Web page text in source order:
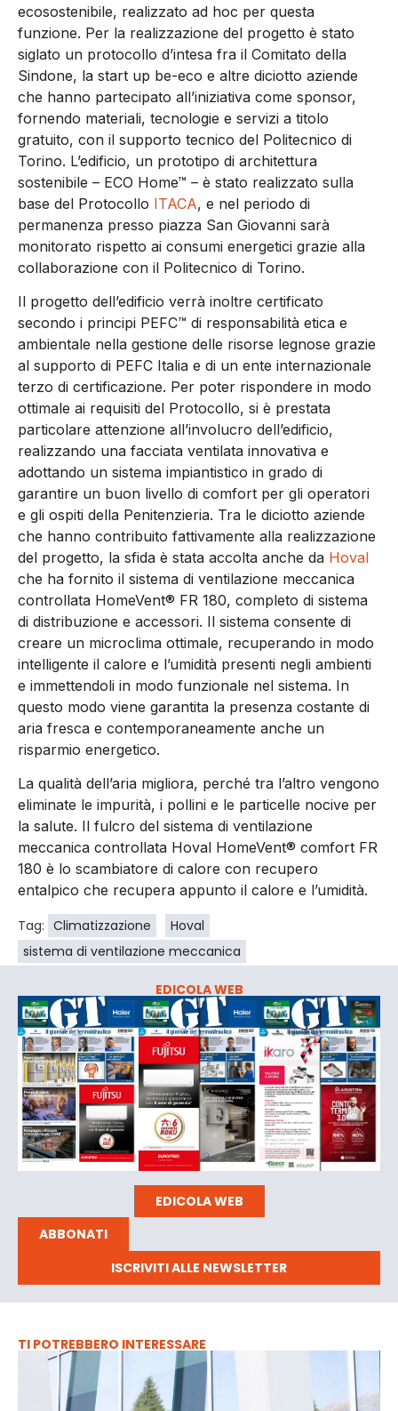
ecosostenibile, realizzato ad hoc per questa
funzione. Per la realizzazione del progetto è stato
siglato un protocollo d’intesa fra il Comitato della
Sindone, la start up be-eco e altre diciotto aziende
che hanno partecipato all’iniziativa come sponsor,
fornendo materiali, tecnologie e servizi a titolo
gratuito, con il supporto tecnico del Politecnico di
Torino. L’edificio, un prototipo di architettura
sostenibile – ECO Home™ – è stato realizzato sulla
base del Protocollo ITACA, e nel periodo di
permanenza presso piazza San Giovanni sarà
monitorato rispetto ai consumi energetici grazie alla
collaborazione con il Politecnico di Torino.
Il progetto dell’edificio verrà inoltre certificato
secondo i principi PEFC™ di responsabilità etica e
ambientale nella gestione delle risorse legnose grazie
al supporto di PEFC Italia e di un ente internazionale
terzo di certificazione. Per poter rispondere in modo
ottimale ai requisiti del Protocollo, si è prestata
particolare attenzione all’involucro dell’edificio,
realizzando una facciata ventilata innovativa e
adottando un sistema impiantistico in grado di
garantire un buon livello di comfort per gli operatori
e gli ospiti della Penitenzieria. Tra le diciotto aziende
che hanno contribuito fattivamente alla realizzazione
del progetto, la sfida è stata accolta anche da Hoval
che ha fornito il sistema di ventilazione meccanica
controllata HomeVent® FR 180, completo di sistema
di distribuzione e accessori. Il sistema consente di
creare un microclima ottimale, recuperando in modo
intelligente il calore e l’umidità presenti negli ambienti
e immettendoli in modo funzionale nel sistema. In
questo modo viene garantita la presenza costante di
aria fresca e contemporaneamente anche un
risparmio energetico.
La qualità dell’aria migliora, perché tra l’altro vengono
eliminate le impurità, i pollini e le particelle nocive per
la salute. Il fulcro del sistema di ventilazione
meccanica controllata Hoval HomeVent® comfort FR
180 è lo scambiatore di calore con recupero
entalpico che recupera appunto il calore e l’umidità.
Tag: Climatizzazione
Hoval
sistema di ventilazione meccanica
EDICOLA WEB
EDICOLA WEB
ABBONATI
ISCRIVITI ALLE NEWSLETTER
TI POTREBBERO INTERESSARE